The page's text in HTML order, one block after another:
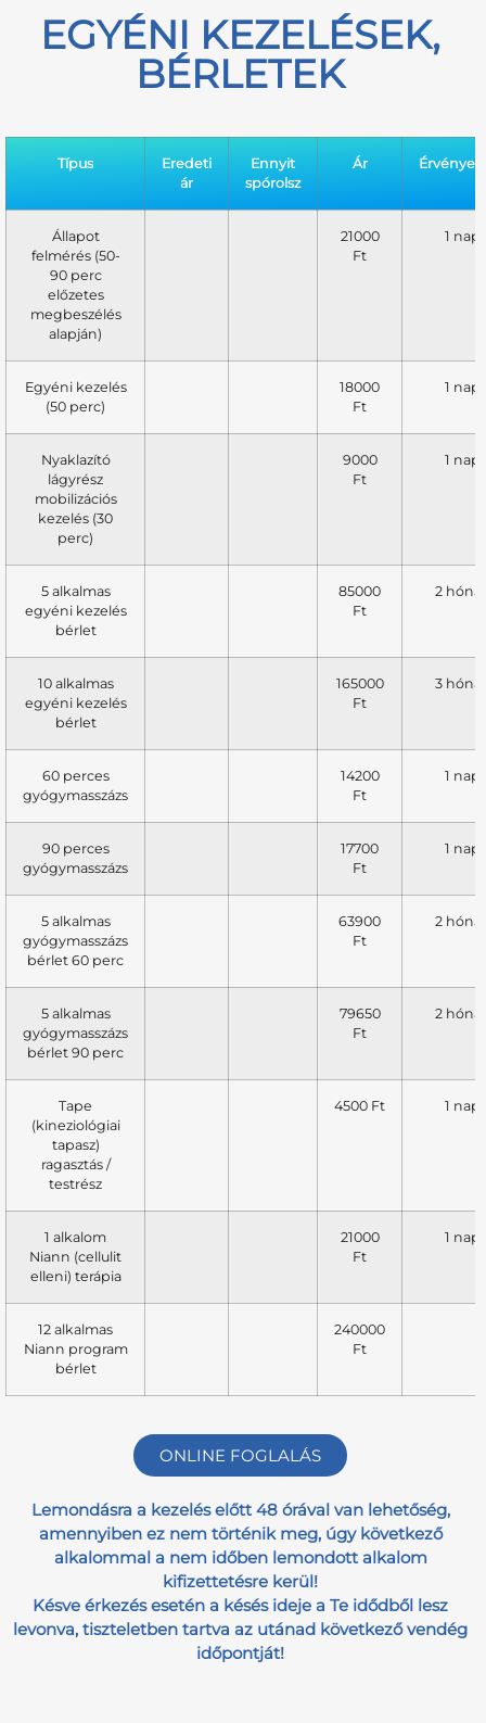
EGYÉNI KEZELÉSEK,
BÉRLETEK
Típus
Eredeti
ár
Ennyit
spórolsz
Ár
Állapot
felmérés (50-
90 perc
előzetes
megbeszélés
alapján)
21000
Ft
1 nap
Egyéni kezelés
(50 perc)
18000
Ft
1 nap
Nyaklazító
lágyrész
mobilizációs
kezelés (30
perc)
9000
Ft
1 nap
5 alkalmas
egyéni kezelés
bérlet
85000
Ft
2
10 alkalmas
egyéni kezelés
bérlet
165000
Ft
3
60 perces
gyógymasszázs
14200
Ft
1 nap
90 perces
gyógymasszázs
17700
Ft
1 nap
5 alkalmas
gyógymasszázs
bérlet 60 perc
63900
Ft
2
5 alkalmas
gyógymasszázs
bérlet 90 perc
79650
Ft
2
Tape
(kineziológiai
tapasz)
ragasztás /
testrész
4500 Ft 1 nap
1 alkalom
Niann (cellulit
elleni) terápia
21000
Ft
1 nap
12 alkalmas
Niann program
bérlet
240000
Ft
ONLINE FOGLALÁS
Lemondásra a kezelés előtt 48 órával van lehetőség,
amennyiben ez nem történik meg, úgy következő
alkalommal a nem időben lemondott alkalom
kifizettetésre kerül!
Késve érkezés esetén a késés ideje a Te idődből lesz
levonva, tiszteletben tartva az utánad következő vendég
időpontját!